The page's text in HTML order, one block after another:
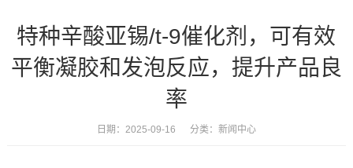
特种辛酸亚锡/t-9催化剂，可有效
平衡凝胶和发泡反应，提升产品良
率
日期：2025-09-16 分类： 新闻中心